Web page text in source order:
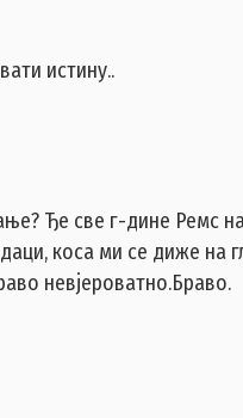
истину..
Ђе све г-дине Ремс
коса ми се диже на
невјероватно.Браво.